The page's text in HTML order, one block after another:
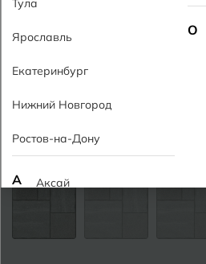
Ярославль
Екатеринбург
Нижний Новгород
Ростов-на-Дону
А Аксай
О